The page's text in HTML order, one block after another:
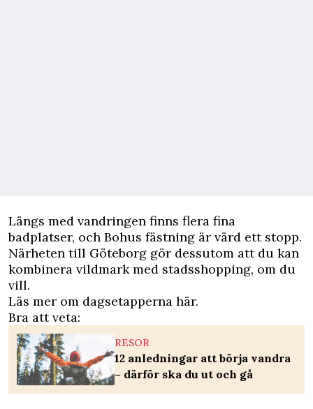
Längs med vandringen finns flera fina
badplatser, och Bohus fästning är värd ett stopp.
Närheten till Göteborg gör dessutom att du kan
kombinera vildmark med stadsshopping, om du
vill.
Läs mer om dagsetapperna här.
Bra att veta:
RESOR
12 anledningar att börja vandra
– därför ska du ut och gå